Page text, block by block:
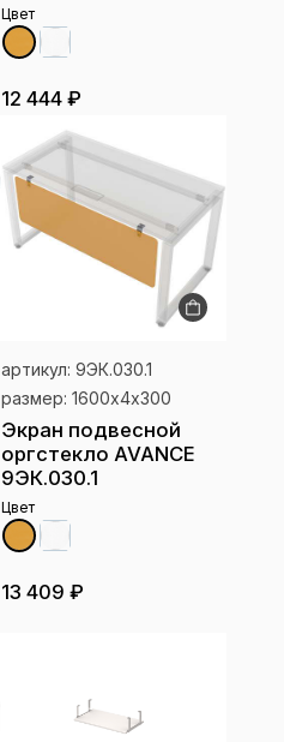
Цвет
12 444 ₽
артикул: 9ЭК.030.1
размер: 1600х4х300
Экран подвесной
оргстекло AVANCE
9ЭК.030.1
Цвет
13 409 ₽